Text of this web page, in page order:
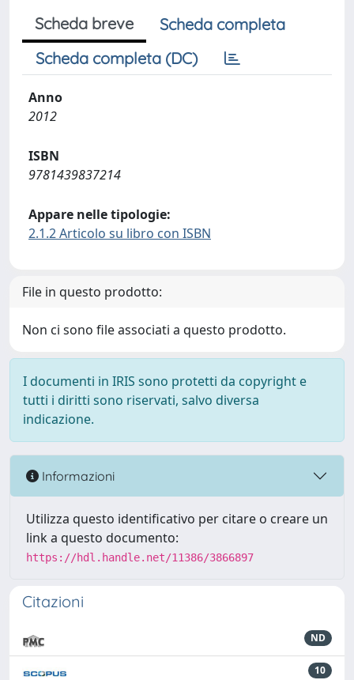
Scheda breve
Scheda completa
Scheda completa (DC)
Anno
2012
ISBN
9781439837214
Appare nelle tipologie:
2.1.2 Articolo su libro con ISBN
File in questo prodotto:
Non ci sono file associati a questo prodotto.
I documenti in IRIS sono protetti da copyright e
tutti i diritti sono riservati, salvo diversa
indicazione.
Informazioni
Utilizza questo identificativo per citare o creare un
link a questo documento:
https://hdl.handle.net/11386/3866897
Citazioni
ND
10